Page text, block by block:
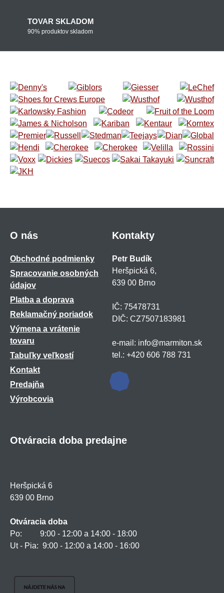
TOVAR SKLADOM
90% produktov skladom
O nás
Obchodné podmienky
Spracovanie osobných
údajov
Platba a doprava
Reklamačný poriadok
Výmena a vrátenie
tovaru
Tabuľky veľkostí
Kontakt
Predajňa
Výrobcovia
Kontakty
Petr Budík
Heršpická 6,
639 00 Brno
IČ: 75478731
DIČ: CZ7507183981
e-mail: info@marmiton.sk
tel.: +420 606 788 731
Otváracia doba predajne
Heršpická 6
639 00 Brno
Otváracia doba
Po: 9:00 - 12:00 a 14:00 - 18:00
Ut - Pia: 9:00 - 12:00 a 14:00 - 16:00